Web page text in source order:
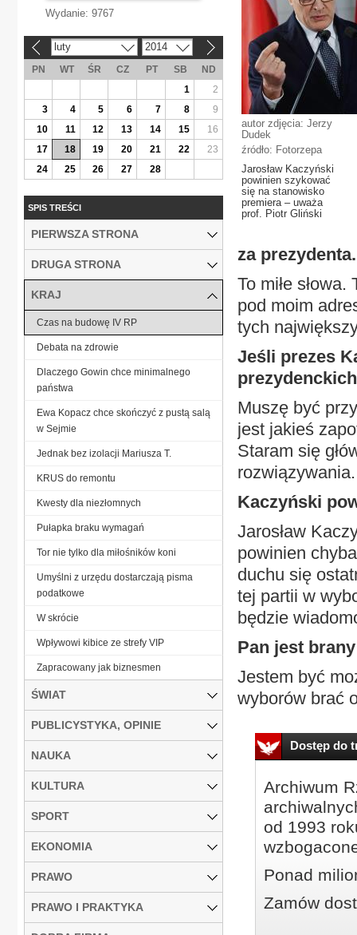
autor zdjęcia: Jerzy
Dudek
źródło: Fotorzepa
Jarosław Kaczyński
powinien szykować
się na stanowisko
premiera – uważa
prof. Piotr Gliński
za prezydenta.
To miłe
pod moim
tych
Jeśli prezes
Muszę być
jest jakieś
Staram się
rozwiązywania.
Kaczyński
Jarosław
powinien
duchu się
tej partii w
będzie
Pan jest
Jestem być
wyborów brać
Dostęp do
Archiwum
od 1993
Ponad
Zamów
Wydanie: 9767
luty 2014
PN WT ŚR CZ PT SB
ND
1
2
3
4 5 6 7 8
9
10
11 12 13 14 15
16
17
18 19 20 21 22
23
24
25 26 27 28
SPIS TREŚCI
PIERWSZA STRONA
DRUGA STRONA
KRAJ
Czas na budowę IV RP
Debata na zdrowie
Dlaczego Gowin chce minimalnego
państwa
Ewa Kopacz chce skończyć z pustą salą
w Sejmie
Jednak bez izolacji Mariusza T.
KRUS do remontu
Kwesty dla niezłomnych
Pułapka braku wymagań
Tor nie tylko dla miłośników koni
Umyślni z urzędu dostarczają pisma
podatkowe
W skrócie
Wpływowi kibice ze strefy VIP
Zapracowany jak biznesmen
ŚWIAT
PUBLICYSTYKA, OPINIE
NAUKA
KULTURA
SPORT
EKONOMIA
PRAWO
PRAWO I PRAKTYKA